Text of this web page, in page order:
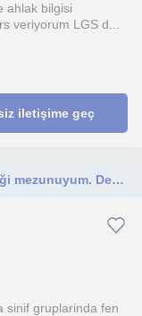
ahlak bilgisi
veriyorum LGS d...
iletişime geç
2012’de Sakarya fen bilimleri öğretmenliği mezunuyum. Dersler LGS hazırlık ve 5,6,7. sınıflara yöneliktir.
sinif gruplarinda fen